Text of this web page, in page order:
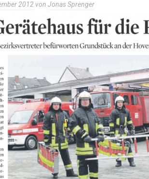
2012 von Jonas Sprenger